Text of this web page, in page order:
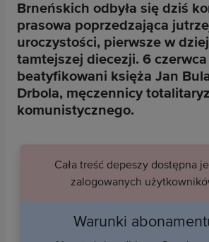
Brneńskich odbyła się dziś
prasowa poprzedzająca
uroczystości, pierwsze w
tamtejszej diecezji. 6
beatyfikowani księża Jan
Drbola, męczennicy
komunistycznego.
Cała treść depeszy dostępna
zalogowanych
Warunki